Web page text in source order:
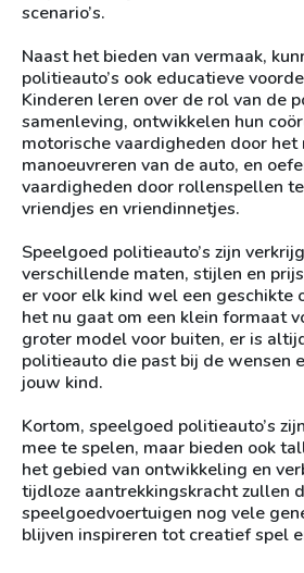
scenario’s.
Naast het bieden van vermaak,
politieauto’s ook educatieve
Kinderen leren over de rol van de
samenleving, ontwikkelen hun
motorische vaardigheden door het
manoeuvreren van de auto, en
vaardigheden door rollenspellen
vriendjes en vriendinnetjes.
Speelgoed politieauto’s zijn
verschillende maten, stijlen en
er voor elk kind wel een geschikte
het nu gaat om een klein formaat
groter model voor buiten, er is
politieauto die past bij de wensen
jouw kind.
Kortom, speelgoed politieauto’s
mee te spelen, maar bieden ook
het gebied van ontwikkeling en
tijdloze aantrekkingskracht zullen
speelgoedvoertuigen nog vele
blijven inspireren tot creatief spel